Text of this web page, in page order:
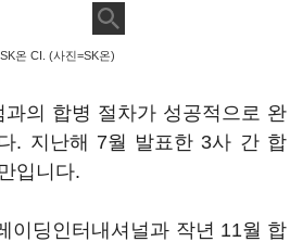
SK온 CI. (사진=SK온)
의 합병 절차가 성공적으로 완
. 지난해 7월 발표한 3사 간 합
입니다.
이딩인터내셔널과 작년 11월 합